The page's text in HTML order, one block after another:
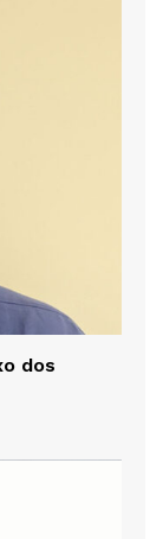
dos